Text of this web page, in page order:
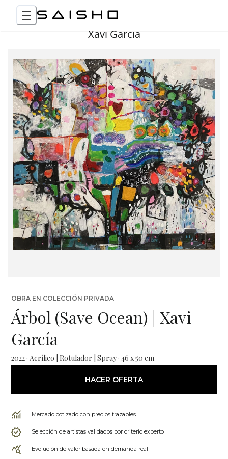
Xavi Garcia
OBRA EN COLECCIÓN PRIVADA
Árbol (Save Ocean) | Xavi
García
2022 · Acrílico | Rotulador | Spray · 46 x 50 cm
HACER OFERTA
Mercado cotizado con precios trazables
Selección de artistas validados por criterio experto
Evolución de valor basada en demanda real